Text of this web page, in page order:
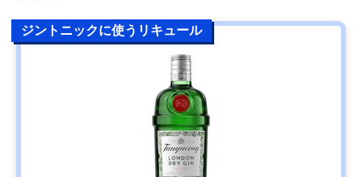
ジントニックに使うリキュール